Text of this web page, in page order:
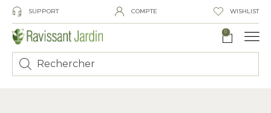
SUPPORT COMPTE WISHLIST
0